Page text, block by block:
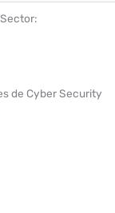
Sector:
de Cyber Security